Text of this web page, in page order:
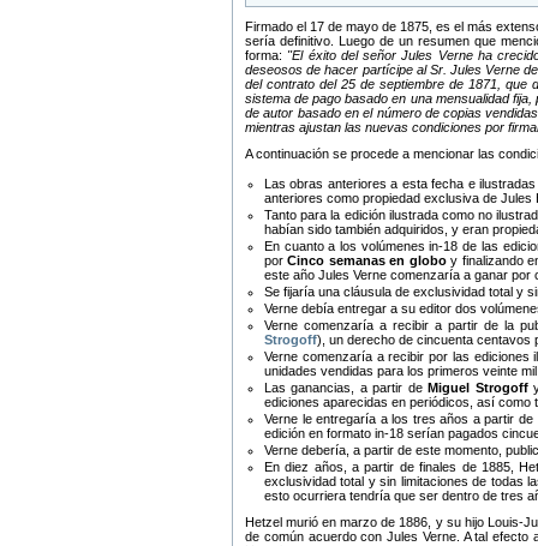
Firmado el 17 de mayo de 1875, es el más
sería definitivo. Luego de un resumen que
forma:
El éxito del señor Jules Verne ha
deseosos de hacer partícipe al Sr. Jules Verne
del contrato del 25 de septiembre de 1871,
sistema de pago basado en una mensualidad
de autor basado en el número de copias
mientras ajustan las nuevas condiciones por
A continuación se procede a mencionar las
Las obras anteriores a esta fecha e
anteriores como propiedad exclusiva de
Tanto para la edición ilustrada como no
habían sido también adquiridos, y eran
En cuanto a los volúmenes in-18 de las
porCinco semanas en globoy finalizando
este año Jules Verne comenzaría a ganar
Se fijaría una cláusula de exclusividad total y
Verne debía entregar a su editor dos
Verne comenzaría a recibir a partir de la
Strogoff), un derecho de cincuenta centavos
Verne comenzaría a recibir por las
unidades vendidas para los primeros veinte
Las ganancias, a partir deMiguel Strogoff
ediciones aparecidas en periódicos, así como
Verne le entregaría a los tres años a partir
edición en formato in-18 serían pagados
Verne debería, a partir de este momento,
En diez años, a partir de finales de 1885,
exclusividad total y sin limitaciones de todas
esto ocurriera tendría que ser dentro de tres
Hetzel murió en marzo de 1886, y su hijo Louis-
de común acuerdo con Jules Verne. A tal